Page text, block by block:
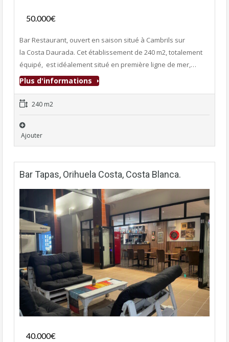
50.000€
Bar Restaurant, ouvert en saison situé à Cambrils sur
la Costa Daurada. Cet établissement de 240 m2, totalement
équipé, est idéalement situé en première ligne de mer,…
Plus d'informations
240 m2
Ajouter
Bar Tapas, Orihuela Costa, Costa Blanca.
Fonds de commerce
40.000€